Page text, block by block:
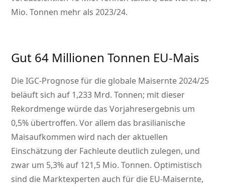
Mio. Tonnen mehr als 2023/24.
Gut 64 Millionen Tonnen EU-Mais
Die IGC-Prognose für die globale Maisernte 2024/25
beläuft sich auf 1,233 Mrd. Tonnen; mit dieser
Rekordmenge würde das Vorjahresergebnis um
0,5% übertroffen. Vor allem das brasilianische
Maisaufkommen wird nach der aktuellen
Einschätzung der Fachleute deutlich zulegen, und
zwar um 5,3% auf 121,5 Mio. Tonnen. Optimistisch
sind die Marktexperten auch für die EU-Maisernte,